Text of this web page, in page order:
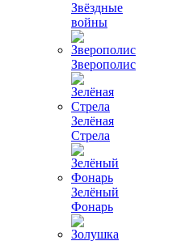
Звёздные
войны
Зверополис
Зелёная
Стрела
Зелёный
Фонарь